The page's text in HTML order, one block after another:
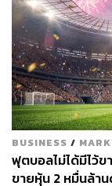
BUSINESS /
ฟุตบอลไม่ได้มีไว้
ขายหุ้น 2 หมื่นล้า